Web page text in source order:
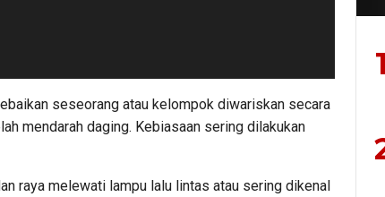
seseorang atau kelompok diwariskan secara
mendarah daging. Kebiasaan sering dilakukan
raya melewati lampu lalu lintas atau sering dikenal
1